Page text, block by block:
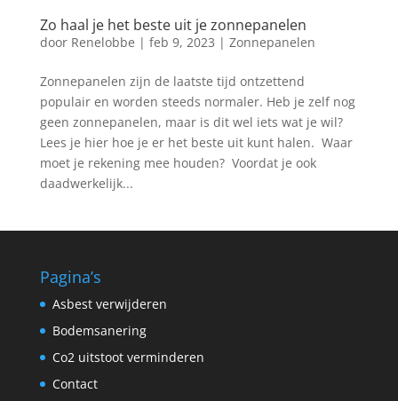
Zo haal je het beste uit je zonnepanelen
door Renelobbe | feb 9, 2023 | Zonnepanelen
Zonnepanelen zijn de laatste tijd ontzettend
populair en worden steeds normaler. Heb je zelf nog
geen zonnepanelen, maar is dit wel iets wat je wil?
Lees je hier hoe je er het beste uit kunt halen. Waar
moet je rekening mee houden? Voordat je ook
daadwerkelijk...
Pagina’s
Asbest verwijderen
Bodemsanering
Co2 uitstoot verminderen
Contact